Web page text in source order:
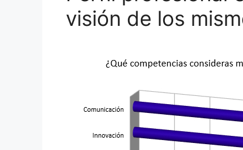
visión de los